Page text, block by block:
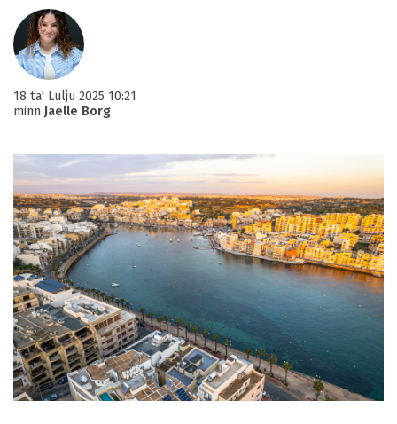
18 ta' Lulju 2025 10:21
minn Jaelle Borg